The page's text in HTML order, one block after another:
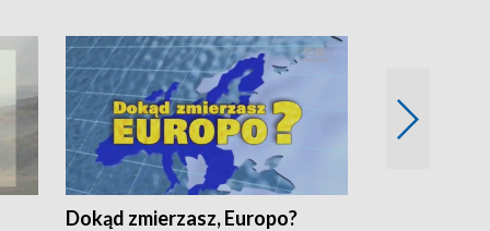
Dokąd zmierzasz, Europo?